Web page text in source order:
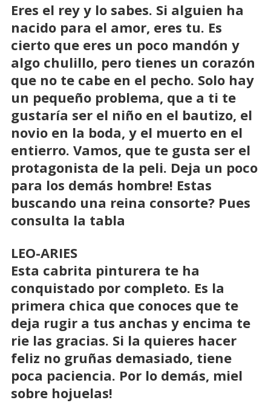
Eres el rey y lo sabes. Si alguien ha
nacido para el amor, eres tu. Es
cierto que eres un poco mandón y
algo chulillo, pero tienes un corazón
que no te cabe en el pecho. Solo hay
un pequeño problema, que a ti te
gustaría ser el niño en el bautizo, el
novio en la boda, y el muerto en el
entierro. Vamos, que te gusta ser el
protagonista de la peli. Deja un poco
para los demás hombre! Estas
buscando una reina consorte? Pues
consulta la tabla
LEO-ARIES
Esta cabrita pinturera te ha
conquistado por completo. Es la
primera chica que conoces que te
deja rugir a tus anchas y encima te
rie las gracias. Si la quieres hacer
feliz no gruñas demasiado, tiene
poca paciencia. Por lo demás, miel
sobre hojuelas!